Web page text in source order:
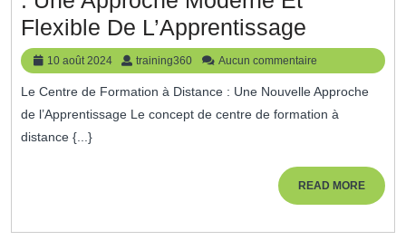
Flexible De L’Apprentissage
Centre
De
Distance
:
10 août 2024
10
août
2024
training360 training360
Aucun commentaire
Le Centre de Formation à Distance : Une Nouvelle Approche
de l’Apprentissage Le concept de centre de formation à
distance {...}
READ MOREREAD
MORE